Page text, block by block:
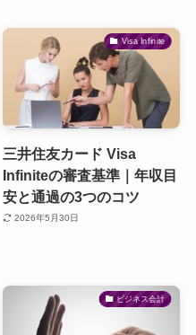
Visa Infinite
三井住友カード Visa
Infiniteの審査基準｜年収目
安と通過の3つのコツ
2026年5月30日
ビジネス会計